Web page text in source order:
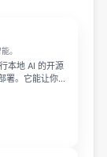
。
本地 AI 的开源
署。它能让你的